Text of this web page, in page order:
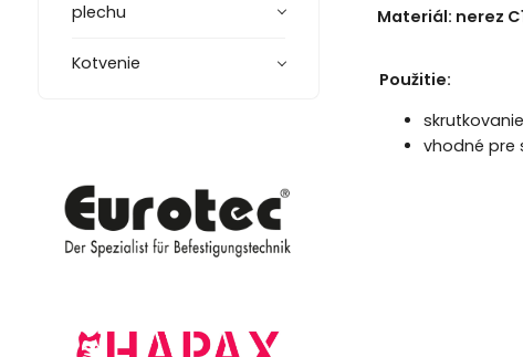
plechu
Kotvenie
Materiál: nerez
Použitie:
vhodné pre